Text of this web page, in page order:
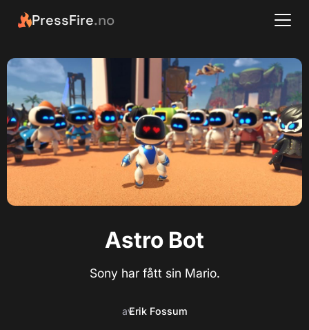
PressFire.no
Astro Bot
Sony har fått sin Mario.
avErik Fossum